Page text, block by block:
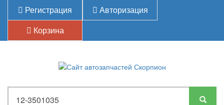
Регистрация
Авторизация
Корзина